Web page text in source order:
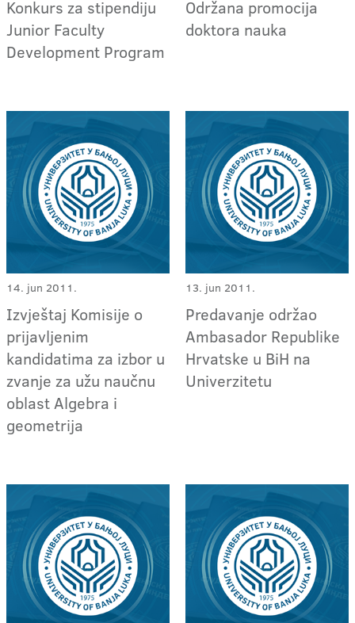
Konkurs za stipendiju
Junior Faculty
Development Program
Održana promocija
doktora nauka
14. jun 2011.
Izvještaj Komisije o
prijavljenim
kandidatima za izbor u
zvanje za užu naučnu
oblast Algebra i
geometrija
13. jun 2011.
Predavanje održao
Ambasador Republike
Hrvatske u BiH na
Univerzitetu